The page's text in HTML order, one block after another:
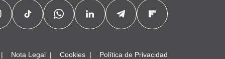
Nota Legal Cookies Política de Privacidad